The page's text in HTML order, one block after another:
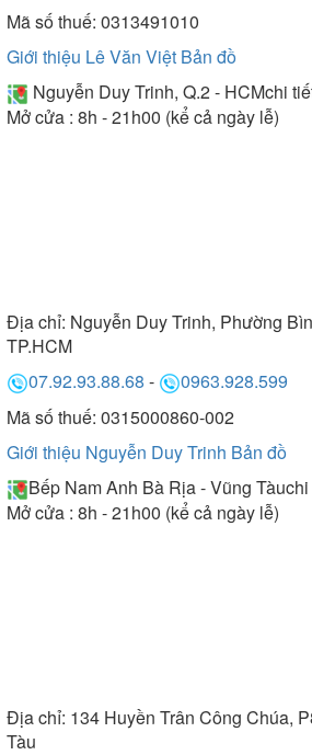
Mã số thuế: 0313491010
Giới thiệu Lê Văn Việt Bản đồ
Nguyễn Duy Trinh, Q.2 - HCMchi
Mở cửa : 8h - 21h00 (kể cả ngày lễ)
Địa chỉ: Nguyễn Duy Trinh, Phường
TP.HCM
07.92.93.88.68 -
0963.928.599
Mã số thuế: 0315000860-002
Giới thiệu Nguyễn Duy Trinh Bản đồ
Bếp Nam Anh Bà Rịa - Vũng Tàuchi
Mở cửa : 8h - 21h00 (kể cả ngày lễ)
Địa chỉ: 134 Huyền Trân Công Chúa,
Tàu